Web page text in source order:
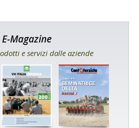
E-Magazine
e servizi dalle aziende